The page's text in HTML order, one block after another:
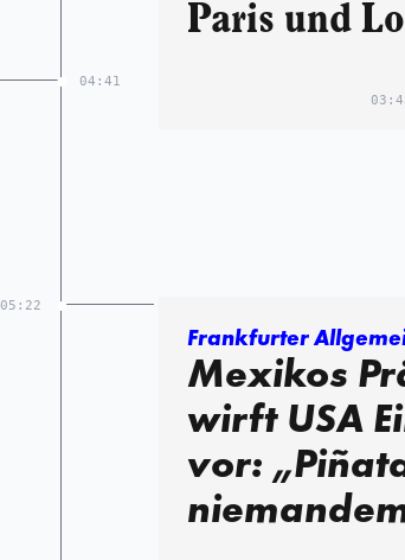
Paris und
04:41
05:22
Frankfurter
Mexikos
wirft USA
vor: